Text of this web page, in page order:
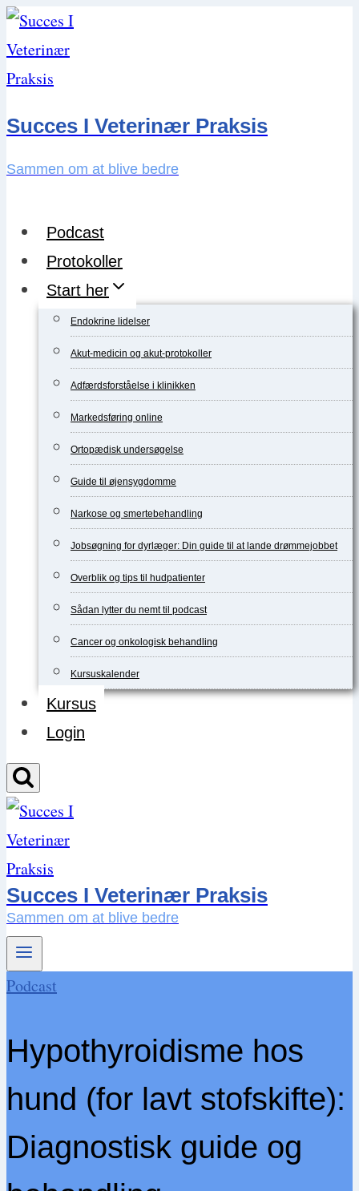
Skip
to
content
Succes I Veterinær Praksis
Sammen om at blive bedre
Podcast
Protokoller
Start her
Endokrine lidelser
Akut-medicin og akut-protokoller
Adfærdsforståelse i klinikken
Markedsføring online
Ortopædisk undersøgelse
Guide til øjensygdomme
Narkose og smertebehandling
Jobsøgning for dyrlæger: Din guide til at lande drømmejobbet
Overblik og tips til hudpatienter
Sådan lytter du nemt til podcast
Cancer og onkologisk behandling
Kursuskalender
Kursus
Login
Succes I Veterinær Praksis
Sammen om at blive bedre
Podcast
Hypothyroidisme hos
hund (for lavt stofskifte):
Diagnostisk guide og